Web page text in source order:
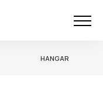
HANGAR